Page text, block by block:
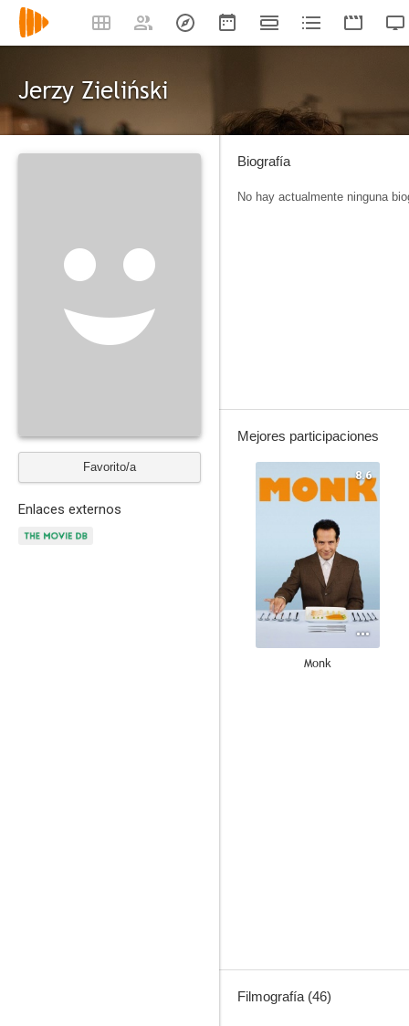
Jerzy Zieliński
Favorito/a
Enlaces externos
Biografía
No hay actualmente ninguna
Mejores participaciones
8.6
Monk
Filmografía (46)